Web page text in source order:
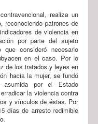
realiza un
reconociendo patrones de
de violencia en
por parte del sujeto
consideró necesario
en el caso. Por lo
de los tratados y leyes en
hacia la mujer, se fundó
asumida por el Estado
la violencia contra
y vínculos de éstas. Por
días de arresto redimible